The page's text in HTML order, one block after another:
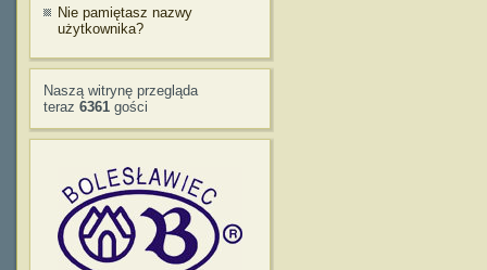
Nie pamiętasz nazwy
użytkownika?
Naszą witrynę przegląda
teraz 6361 gości